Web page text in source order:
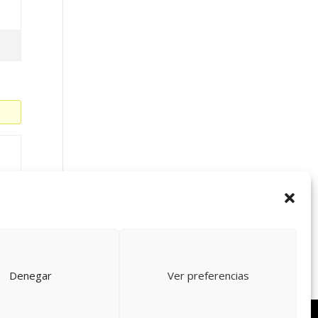
Denegar Ver preferencias